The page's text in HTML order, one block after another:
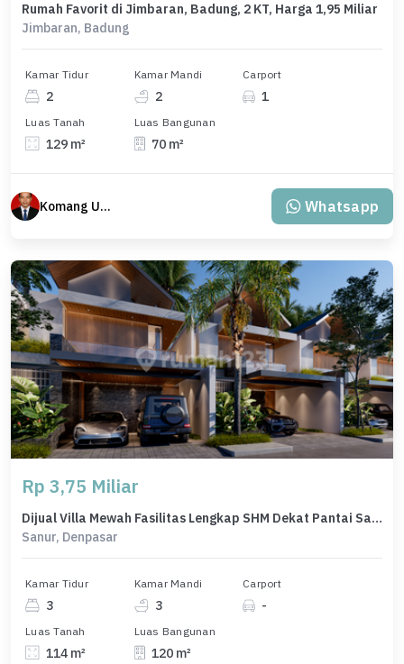
Rumah Favorit di Jimbaran, Badung, 2 KT, Harga 1,95 Miliar
Jimbaran, Badung
Kamar Tidur
2
Kamar Mandi
2
Carport
1
Luas Tanah
129 m²
Luas Bangunan
70 m²
Komang Udiana Whatsapp
Rp 3,75 Miliar
Dijual Villa Mewah Fasilitas Lengkap SHM Dekat Pantai Sanur Bali
Sanur, Denpasar
Kamar Tidur
3
Kamar Mandi
3
Carport
-
Luas Tanah
114 m²
Luas Bangunan
120 m²